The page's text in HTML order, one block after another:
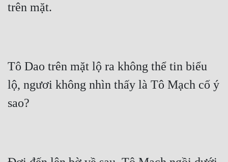
trên mặt.
Tô Dao trên mặt lộ ra không thể tin biểu
lộ, ngươi không nhìn thấy là Tô Mạch cố ý
sao?